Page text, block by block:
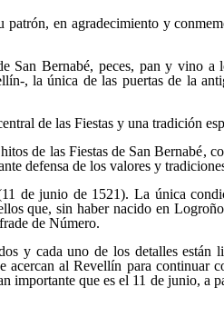
en agradecimiento y
San Bernabé, peces, pan y vino a
, la única de las puertas de la
de las Fiestas y una tradición
de las Fiestas de San Bernabé,
defensa de los valores y
de junio de 1521). La única
que, sin haber nacido en
de Número.
y cada uno de los detalles están
al Revellín para continuar
importante que es el 11 de junio,